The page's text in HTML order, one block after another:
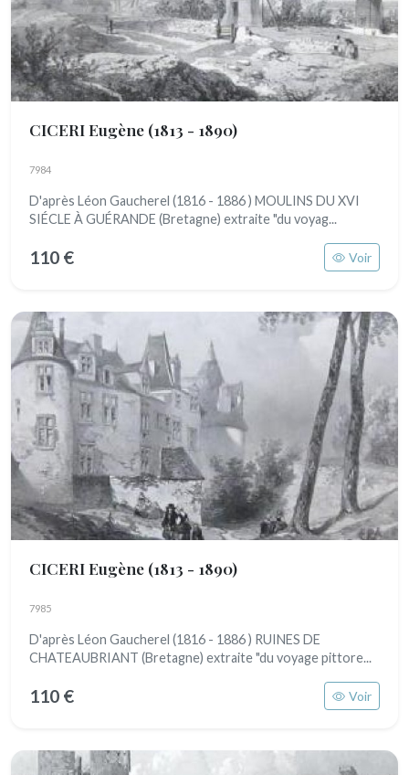
CICERI Eugène (1813 - 1890)
7984
D'après Léon Gaucherel (1816 - 1886 ) MOULINS DU XVI
SIÉCLE À GUÉRANDE (Bretagne) extraite "du voyag...
110 € Voir
CICERI Eugène (1813 - 1890)
7985
D'après Léon Gaucherel (1816 - 1886 ) RUINES DE
CHATEAUBRIANT (Bretagne) extraite "du voyage pittore...
110 € Voir